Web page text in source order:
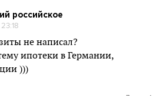
российское
не написал?
ипотеки в Германии,
)))